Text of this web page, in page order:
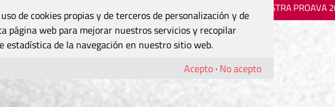
MOSTRA PROAVA
de cookies propias y de terceros de personalización y de
página web para mejorar nuestros servicios y recopilar
de la navegación en nuestro sitio web.
Acepto · No acepto